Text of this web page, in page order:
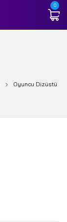
0
Oyuncu Dizüstü